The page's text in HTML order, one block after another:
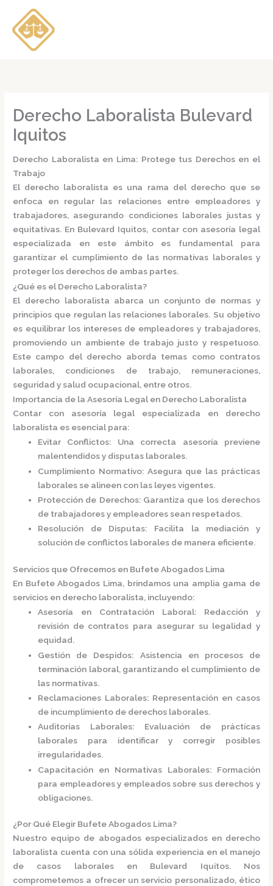
contenido
Derecho Laboralista Bulevard
Iquitos
Derecho Laboralista en Lima: Protege tus Derechos en el
Trabajo
El derecho laboralista es una rama del derecho que se
enfoca en regular las relaciones entre empleadores y
trabajadores, asegurando condiciones laborales justas y
equitativas. En Bulevard Iquitos, contar con asesoría legal
especializada en este ámbito es fundamental para
garantizar el cumplimiento de las normativas laborales y
proteger los derechos de ambas partes.
¿Qué es el Derecho Laboralista?
El derecho laboralista abarca un conjunto de normas y
principios que regulan las relaciones laborales. Su objetivo
es equilibrar los intereses de empleadores y trabajadores,
promoviendo un ambiente de trabajo justo y respetuoso.
Este campo del derecho aborda temas como contratos
laborales, condiciones de trabajo, remuneraciones,
seguridad y salud ocupacional, entre otros.
Importancia de la Asesoría Legal en Derecho Laboralista
Contar con asesoría legal especializada en derecho
laboralista es esencial para:
Evitar Conflictos: Una correcta asesoría previene
malentendidos y disputas laborales.
Cumplimiento Normativo: Asegura que las prácticas
laborales se alineen con las leyes vigentes.
Protección de Derechos: Garantiza que los derechos
de trabajadores y empleadores sean respetados.
Resolución de Disputas: Facilita la mediación y
solución de conflictos laborales de manera eficiente.
Servicios que Ofrecemos en Bufete Abogados Lima
En Bufete Abogados Lima, brindamos una amplia gama de
servicios en derecho laboralista, incluyendo:
Asesoría en Contratación Laboral: Redacción y
revisión de contratos para asegurar su legalidad y
equidad.
Gestión de Despidos: Asistencia en procesos de
terminación laboral, garantizando el cumplimiento de
las normativas.
Reclamaciones Laborales: Representación en casos
de incumplimiento de derechos laborales.
Auditorías Laborales: Evaluación de prácticas
laborales para identificar y corregir posibles
irregularidades.
Capacitación en Normativas Laborales: Formación
para empleadores y empleados sobre sus derechos y
obligaciones.
¿Por Qué Elegir Bufete Abogados Lima?
Nuestro equipo de abogados especializados en derecho
laboralista cuenta con una sólida experiencia en el manejo
de casos laborales en Bulevard Iquitos.
Nos
comprometemos a ofrecer un servicio personalizado, ético